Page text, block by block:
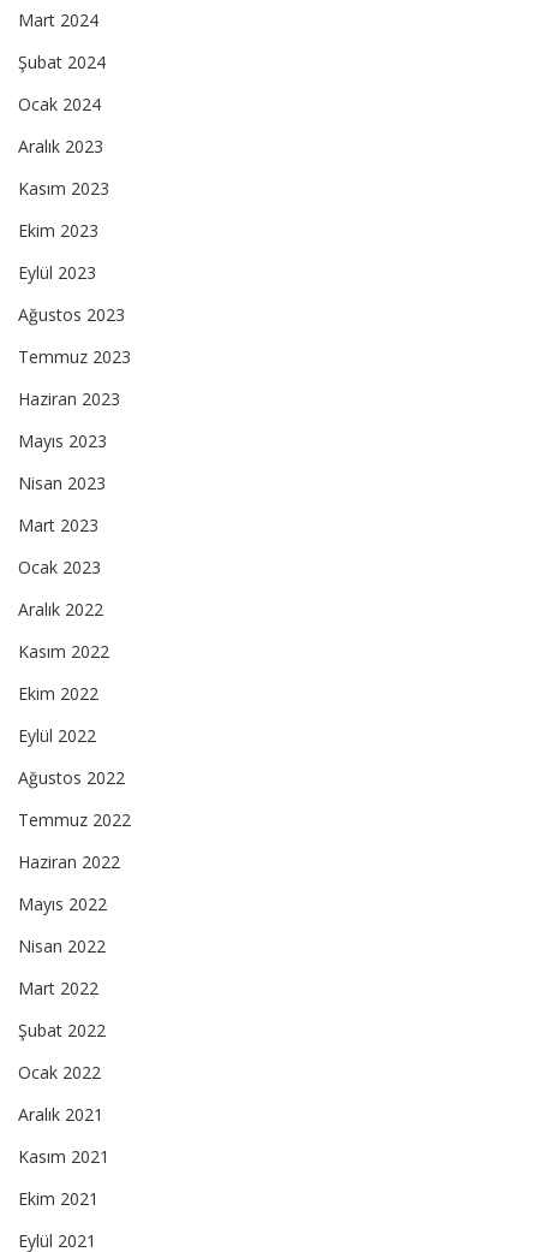
Mart 2024
Şubat 2024
Ocak 2024
Aralık 2023
Kasım 2023
Ekim 2023
Eylül 2023
Ağustos 2023
Temmuz 2023
Haziran 2023
Mayıs 2023
Nisan 2023
Mart 2023
Ocak 2023
Aralık 2022
Kasım 2022
Ekim 2022
Eylül 2022
Ağustos 2022
Temmuz 2022
Haziran 2022
Mayıs 2022
Nisan 2022
Mart 2022
Şubat 2022
Ocak 2022
Aralık 2021
Kasım 2021
Ekim 2021
Eylül 2021